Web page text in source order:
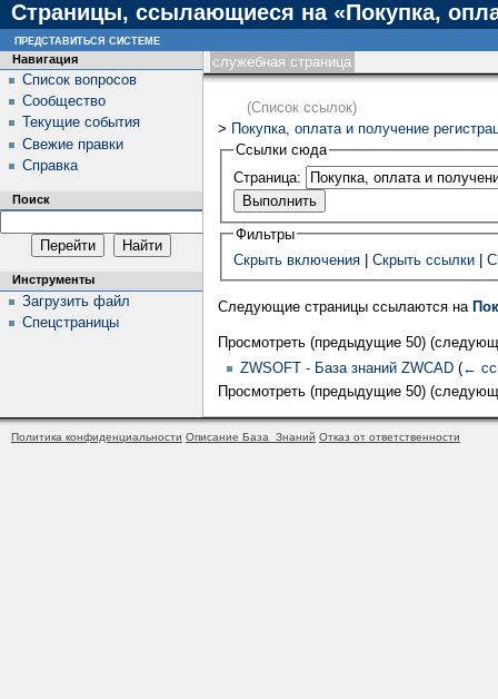
Страницы, ссылающиеся на «Покупка,
служебная страница
(Список ссылок)
> Покупка, оплата и получение
Ссылки сюда
Страница:
Фильтры
Скрыть включения| Скрыть ссылки|
Следующие страницы ссылаются на
Просмотреть (предыдущие 50)
ZWSOFT - База знаний ZWCAD (←
Просмотреть (предыдущие 50)
Навигация
Список вопросов
Сообщество
Текущие события
Свежие правки
Справка
Поиск
Инструменты
Загрузить файл
Спецстраницы
представиться системе
Политика конфиденциальности Описание База_Знаний Отказ от ответственности